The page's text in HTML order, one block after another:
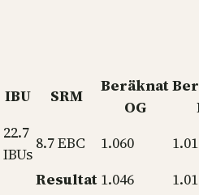
IBU SRM
Beräknat
OG
22.7
IBUs
8.7 EBC 1.060
Resultat 1.046 1.01